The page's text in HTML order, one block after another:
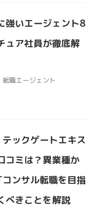
強いエージェント8
ュア社員が徹底解
転職エージェント
ックゲートエキス
コミは？異業種か
ンサル転職を目指
べきことを解説